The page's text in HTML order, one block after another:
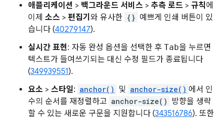
애플리케이션 > 백그라운드 서비스 > 추측 로드 > 규칙에
이제 소스 > 편집기 와 유사한 {} 예쁘게 인쇄 버튼이 있
습니다 (40279147).
실시간 표현: 자동 완성 옵션을 선택한 후 Tab을 누르면
텍스트가 들여쓰기되는 대신 수정 필드가 종료됩니다
(349939551).
요소 > 스타일: anchor() 및 anchor-size() 에서 인
수의 순서를 재정렬하고 anchor-size() 방향을 생략
할 수 있는 새로운 구문을 지원합니다 (343516786). 또한